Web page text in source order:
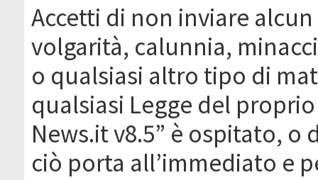
Accetti di non inviare
volgarità, calunnia,
o qualsiasi altro tipo di
qualsiasi Legge del
News.it v8.5” è ospitato, o
ciò porta all’immediato e